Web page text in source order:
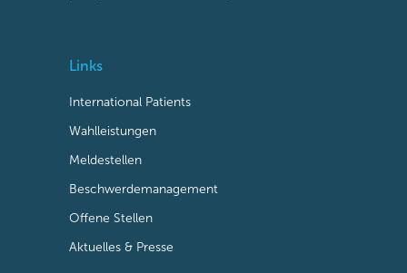
Links
International Patients
Wahlleistungen
Meldestellen
Beschwerdemanagement
Offene Stellen
Aktuelles & Presse